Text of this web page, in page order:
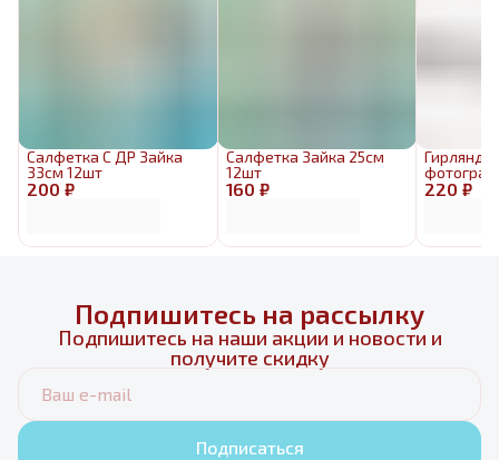
200 ₽
Салфетка С ДР Зайка
33см 12шт
160 ₽
Салфетка Зайка 25см
12шт
220 ₽
Гирлянда
Подпишитесь на рассылку
Подпишитесь на наши акции и новости и
получите скидку
Подписаться